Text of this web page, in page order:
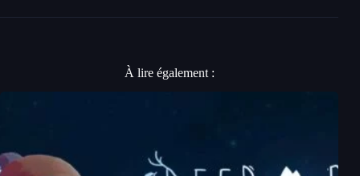
À lire également :